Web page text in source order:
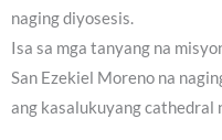
naging diyosesis.
Isa sa mga tanyang na
San Ezekiel Moreno na
ang kasalukuyang cathedral